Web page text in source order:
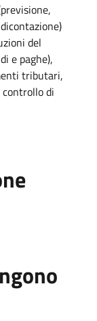
del
e paghe),
tributari,
di